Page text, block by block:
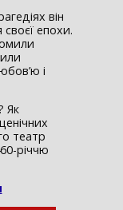
він
своєї епохи.
і
Як
театр
річчю